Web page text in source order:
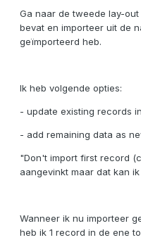
Ga naar de tweede lay-
bevat en importeer uit de
geïmporteerd heb.
Ik heb volgende opties:
- update existing records
- add remaining data as
"Don't import first record
aangevinkt maar dat kan
Wanneer ik nu importeer
heb ik 1 record in de ene